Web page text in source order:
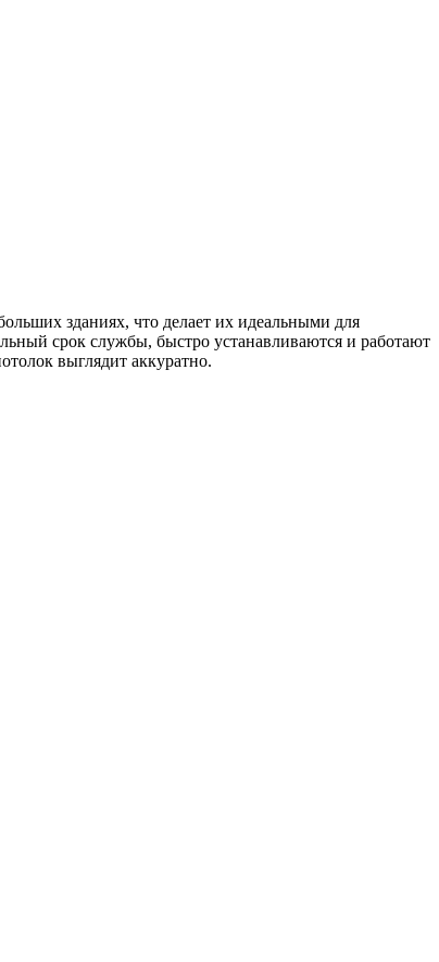
зданиях, что делает их идеальными для
срок службы, быстро устанавливаются и работают
выглядит аккуратно.